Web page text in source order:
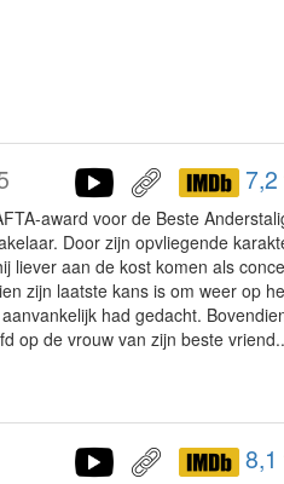
7,2
award voor de Beste
Door zijn opvliegende
aan de kost komen als
zijn laatste kans is om weer op
had gedacht.
op de vrouw van zijn beste
8,1